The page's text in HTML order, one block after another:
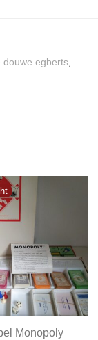
douwe egberts
Monopoly